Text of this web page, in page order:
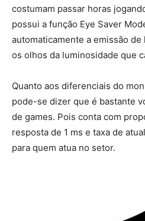
costumam passar horas
possui a função Eye Saver
automaticamente a emissão
os olhos da luminosidade que
Quanto aos diferenciais do
pode-se dizer que é bastante
de games. Pois conta com
resposta de 1 ms e taxa de
para quem atua no setor.